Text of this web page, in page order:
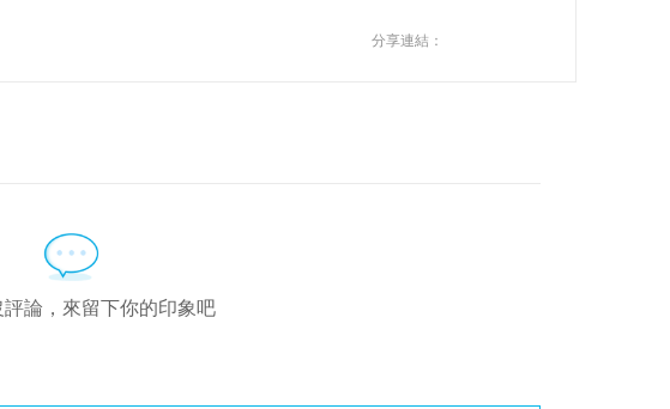
分享連結：
評論，來留下你的印象吧